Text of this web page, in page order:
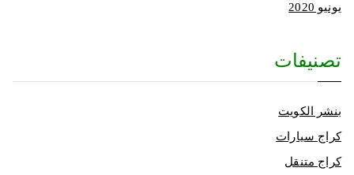
يونيو 2020
تصنيفات
بنشر الكويت
كراج سيارات
كراج متنقل